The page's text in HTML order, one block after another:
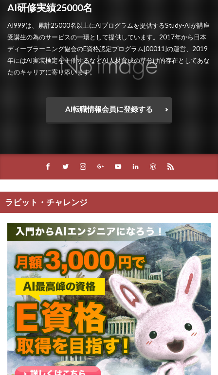
AI研修実績25000名
AI999は、累計25000名以上にAIプログラムを提供するStudy-AIが講座
受講生の為のサービスの一環として提供しています。2017年から日本
ディープラーニング協会のE資格認定プログラム[00011]の運営、2019
年にはAI実装検定を主催するなどAI人材育成の草分け的存在としてあな
たのキャリアに寄り添います。
AI転職情報会員に登録する
ラビット・チャレンジ